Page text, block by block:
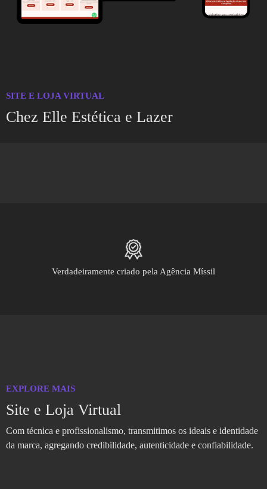
SITE E LOJA VIRTUAL
Chez Elle Estética e Lazer
Verdadeiramente criado pela Agência Míssil
EXPLORE MAIS
Site e Loja Virtual
Com técnica e profissionalismo, transmitimos os ideais e identidade
da marca, agregando credibilidade, autenticidade e confiabilidade.